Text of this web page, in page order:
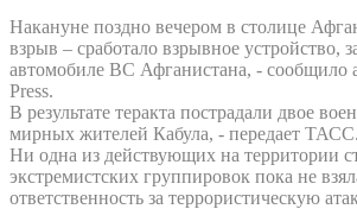
Накануне поздно вечером в столице
взрыв – сработало взрывное устройство,
автомобиле ВС Афганистана, - сообщило
Press.
В результате теракта пострадали двое
мирных жителей Кабула, - передает ТАСС.
Ни одна из действующих на территории
экстремистских группировок пока не
ответственность за террористическую